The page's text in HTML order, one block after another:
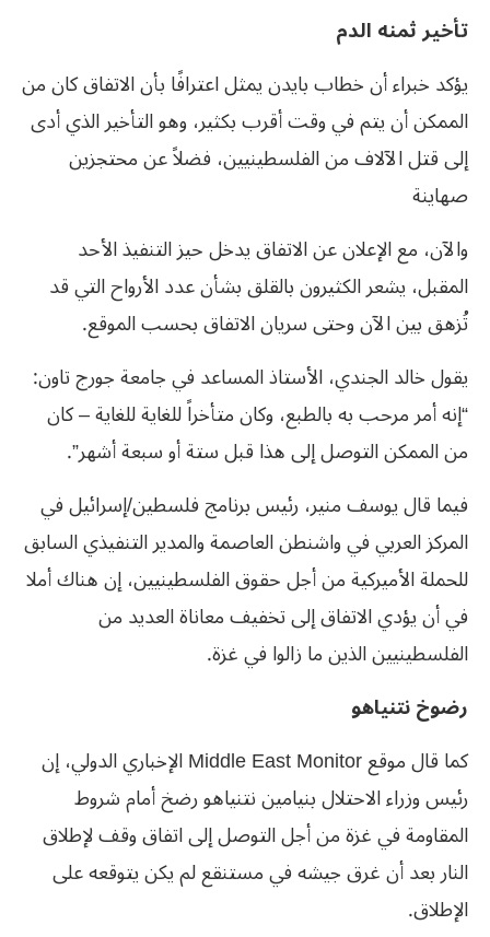
تأخير ثمنه الدم
يؤكد خبراء أن خطاب بايدن يمثل اعترافًا بأن الاتفاق كان من
الممكن أن يتم في وقت أقرب بكثير، وهو التأخير الذي أدى
إلى قتل الآلاف من الفلسطينيين، فضلاً عن محتجزين
صهاينة
والآن، مع الإعلان عن الاتفاق يدخل حيز التنفيذ الأحد
المقبل، يشعر الكثيرون بالقلق بشأن عدد الأرواح التي قد
تُزهق بين الآن وحتى سريان الاتفاق بحسب الموقع.
يقول خالد الجندي، الأستاذ المساعد في جامعة جورج تاون:
“إنه أمر مرحب به بالطبع، وكان متأخراً للغاية للغاية – كان
من الممكن التوصل إلى هذا قبل ستة أو سبعة أشهر”.
فيما قال يوسف منير، رئيس برنامج فلسطين/إسرائيل في
المركز العربي في واشنطن العاصمة والمدير التنفيذي السابق
للحملة الأميركية من أجل حقوق الفلسطينيين، إن هناك أملا
في أن يؤدي الاتفاق إلى تخفيف معاناة العديد من
الفلسطينيين الذين ما زالوا في غزة.
رضوخ نتنياهو
كما قال موقع Middle East Monitor الإخباري الدولي، إن
رئيس وزراء الاحتلال بنيامين نتنياهو رضخ أمام شروط
المقاومة في غزة من أجل التوصل إلى اتفاق وقف لإطلاق
النار بعد أن غرق جيشه في مستنقع لم يكن يتوقعه على
الإطلاق.